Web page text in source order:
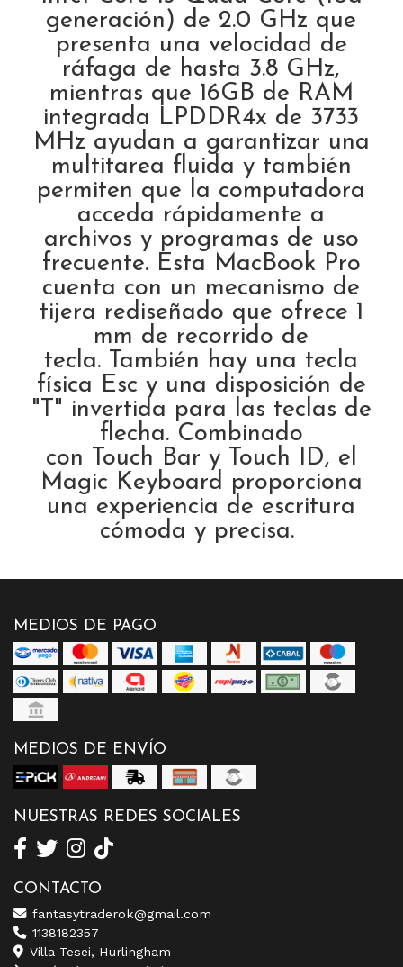
generación) de 2.0 GHz que
presenta una velocidad de
ráfaga de hasta 3.8 GHz,
mientras que 16GB de RAM
integrada LPDDR4x de 3733
MHz ayudan a garantizar una
multitarea fluida y también
permiten que la computadora
acceda rápidamente a
archivos y programas de uso
frecuente. Esta MacBook Pro
cuenta con un mecanismo de
tijera rediseñado que ofrece 1
mm de recorrido de
tecla. También hay una tecla
física Esc y una disposición de
"T" invertida para las teclas de
flecha. Combinado
con Touch Bar y Touch ID, el
Magic Keyboard proporciona
una experiencia de escritura
cómoda y precisa.
MEDIOS DE PAGO
MEDIOS DE ENVÍO
NUESTRAS REDES SOCIALES
CONTACTO
fantasytraderok@gmail.com
1138182357
Villa Tesei, Hurlingham